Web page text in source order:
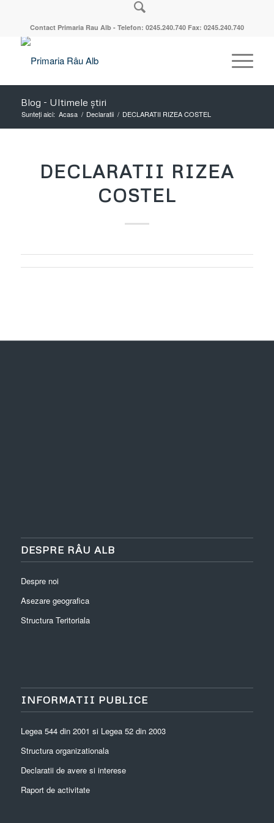
Contact Primaria Rau Alb - Telefon: 0245.240.740 Fax: 0245.240.740
Blog - Ultimele știri
Sunteți aici: Acasa / Declaratii / DECLARATII RIZEA COSTEL
DECLARATII RIZEA
COSTEL
DESPRE RÂU ALB
Despre noi
Asezare geografica
Structura Teritoriala
INFORMATII PUBLICE
Legea 544 din 2001 si Legea 52 din 2003
Structura organizationala
Declaratii de avere si interese
Raport de activitate